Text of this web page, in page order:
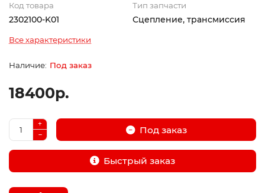
Код товара
2302100-K01
Тип запчасти
Сцепление, трансмиссия
Все характеристики
Под заказ
18400р.
Под заказ
Быстрый заказ